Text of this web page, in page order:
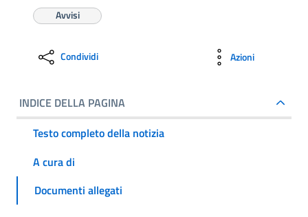
Avvisi
Condividi Azioni
INDICE DELLA PAGINA
Testo completo della notizia
A cura di
Documenti allegati